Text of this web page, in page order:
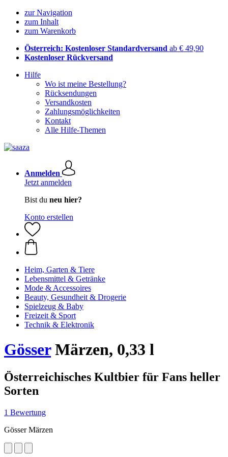
zur Navigation
zum Inhalt
zum Warenkorb
Österreich: Kostenloser Standardversand ab € 49,90
Kostenloser Rückversand
Hilfe
Wo ist meine Bestellung?
Rücksendungen
Versandkosten
Zahlungsmöglichkeiten
Kontakt
Alle Hilfe-Themen
Anmelden
Jetzt anmelden
Bist du neu hier?
Konto erstellen
Heim, Garten & Tiere
Lebensmittel & Getränke
Mode & Accessoires
Beauty, Gesundheit & Drogerie
Spielzeug & Baby
Freizeit & Sport
Technik & Elektronik
GösserMärzen, 0,33 l
Österreichisches Kultbier für Fans heller
Sorten
1 Bewertung
Gösser Märzen